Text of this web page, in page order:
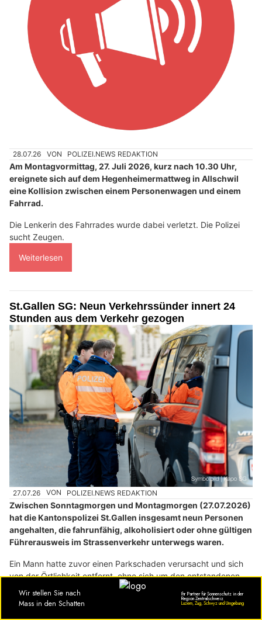
28.07.26 VON POLIZEI.NEWS REDAKTION
Am Montagvormittag, 27. Juli 2026, kurz nach 10.30 Uhr,
ereignete sich auf dem Hegenheimermattweg in Allschwil
eine Kollision zwischen einem Personenwagen und einem
Fahrrad.
Die Lenkerin des Fahrrades wurde dabei verletzt. Die Polizei
sucht Zeugen.
Weiterlesen
St.Gallen SG: Neun Verkehrssünder innert 24
Stunden aus dem Verkehr gezogen
27.07.26 VON POLIZEI.NEWS REDAKTION
Zwischen Sonntagmorgen und Montagmorgen (27.07.2026)
hat die Kantonspolizei St.Gallen insgesamt neun Personen
angehalten, die fahrunfähig, alkoholisiert oder ohne gültigen
Führerausweis im Strassenverkehr unterwegs waren.
Ein Mann hatte zuvor einen Parkschaden verursacht und sich
von der Örtlichkeit entfernt, ohne sich um den entstandenen
Sachschaden zu kümmern. Er konnte kurze Zeit später
angehalten und kontrolliert werden. In Buchs stürzte ein 75-